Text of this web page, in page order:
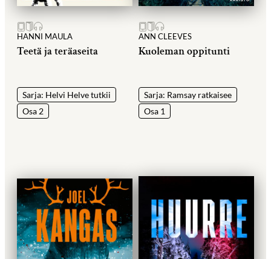
HANNI MAULA
Teetä ja teräaseita
Sarja: Helvi Helve tutkii
Osa 2
ANN CLEEVES
Kuoleman oppitunti
Sarja: Ramsay ratkaisee
Osa 1